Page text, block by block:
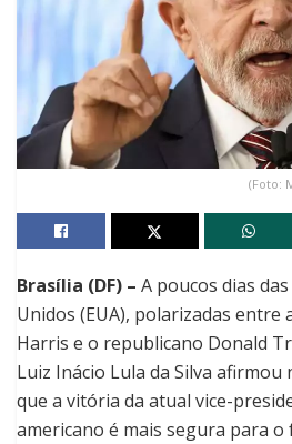
(Foto:
Brasília (DF) – A poucos dias
Unidos (EUA), polarizadas entre
Harris e o republicano Donald
Luiz Inácio Lula da Silva afirmou
que a vitória da atual vice-
americano é mais segura para